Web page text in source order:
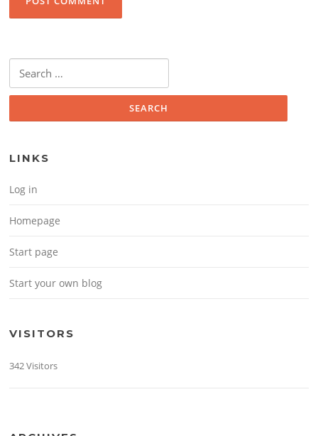
Search for:
LINKS
Log in
Homepage
Start page
Start your own blog
VISITORS
342 Visitors